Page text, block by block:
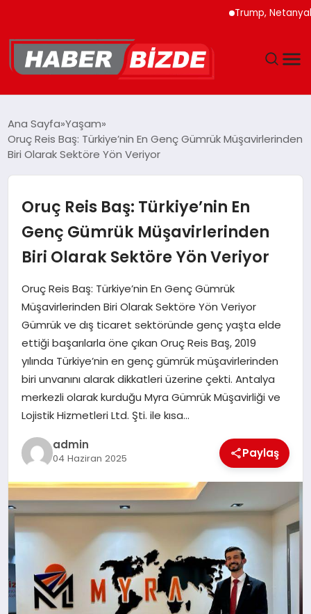
Trump, Netanyahu’ya
YAŞAM
MAGAZIN
SPOR
TEKNOLOJI
Ana Sayfa Yaşam
Oruç Reis Baş: Türkiye’nin En Genç Gümrük Müşavirlerinden
Biri Olarak Sektöre Yön Veriyor
Oruç Reis Baş: Türkiye’nin En
Genç Gümrük Müşavirlerinden
Biri Olarak Sektöre Yön Veriyor
Oruç Reis Baş: Türkiye’nin En Genç Gümrük
Müşavirlerinden Biri Olarak Sektöre Yön Veriyor
Gümrük ve dış ticaret sektöründe genç yaşta elde
ettiği başarılarla öne çıkan Oruç Reis Baş, 2019
yılında Türkiye’nin en genç gümrük müşavirlerinden
biri unvanını alarak dikkatleri üzerine çekti. Antalya
merkezli olarak kurduğu Myra Gümrük Müşavirliği ve
Lojistik Hizmetleri Ltd. Şti. ile kısa…
admin
04 Haziran 2025 Paylaş